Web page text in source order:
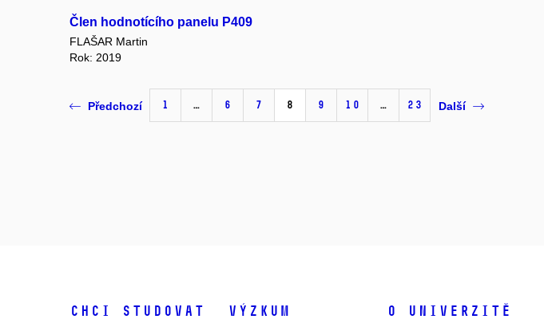
Člen hodnotícího panelu P409
FLAŠAR Martin
Rok: 2019
Předchozí 1 … 6 7 8 9 10 … 23 Další
Chci studovat Výzkum O univerzitě